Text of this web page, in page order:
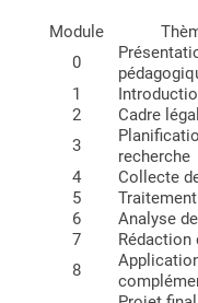
Module
0
1
2
Cadre
3
recherche
4
Collecte
5
6
Analyse
7
Rédaction
8